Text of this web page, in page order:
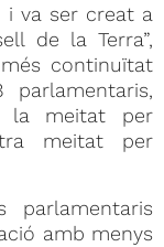
i va ser creat a
de la Terra”,
continuïtat
parlamentaris,
la meitat per
meitat per
parlamentaris
amb menys